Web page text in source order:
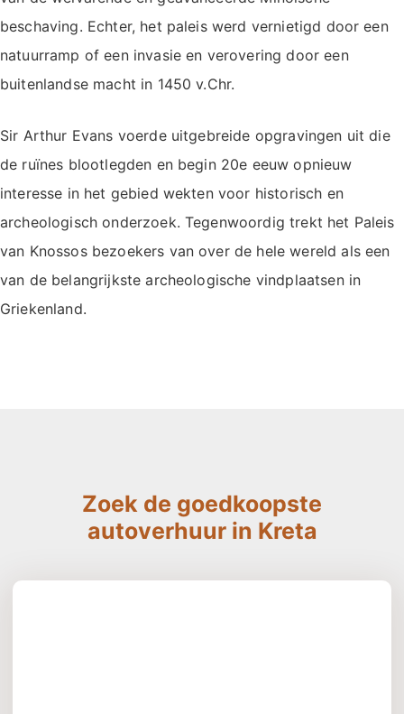
beschaving. Echter, het paleis werd vernietigd door een
natuurramp of een invasie en verovering door een
buitenlandse macht in 1450 v.Chr.
Sir Arthur Evans voerde uitgebreide opgravingen uit die
de ruïnes blootlegden en begin 20e eeuw opnieuw
interesse in het gebied wekten voor historisch en
archeologisch onderzoek. Tegenwoordig trekt het Paleis
van Knossos bezoekers van over de hele wereld als een
van de belangrijkste archeologische vindplaatsen in
Griekenland.
Zoek de goedkoopste
autoverhuur in Kreta